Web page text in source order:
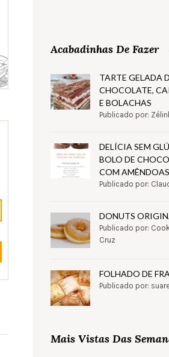
Acabadinhas De Fazer
TARTE GELADA
CHOCOLATE,
E BOLACHAS
Publicado por:
DELÍCIA SEM
BOLO DE
COM AMÊNDOAS
Publicado por:
DONUTS
Publicado por:
Cruz
FOLHADO DE
Publicado por:
Mais Vistas Das